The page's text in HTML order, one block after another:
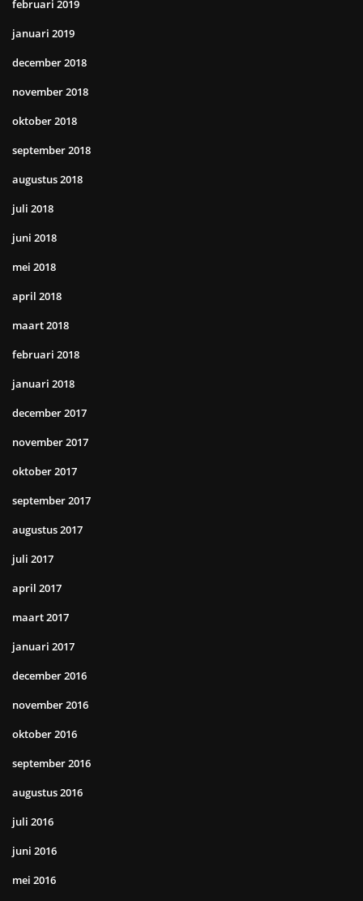
februari 2019
januari 2019
december 2018
november 2018
oktober 2018
september 2018
augustus 2018
juli 2018
juni 2018
mei 2018
april 2018
maart 2018
februari 2018
januari 2018
december 2017
november 2017
oktober 2017
september 2017
augustus 2017
juli 2017
april 2017
maart 2017
januari 2017
december 2016
november 2016
oktober 2016
september 2016
augustus 2016
juli 2016
juni 2016
mei 2016